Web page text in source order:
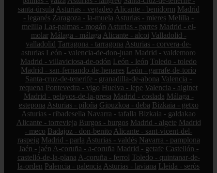
santa-úrsula Asturias - vegadeo Alicante - benidorm Madrid
- leganés Zaragoza - la-muela Asturias - mieres Melilla -
melilla Las-palmas - mogán Asturias - parres Madrid - el-
molar Málaga - málaga Alicante - alcoi Valladolid -
valladolid Tarragona - tarragona Asturias - corvera-de-
asturias León - valencia-de-don-juan Madrid - valdemoro
Madrid - villaviciosa-de-odón León - león Toledo - toledo
Madrid - san-fernando-de-henares León - garrafe-de-torío
Santa-cruz-de-tenerife - granadilla-de-abona Valencia -
requena Pontevedra - vigo Huelva - lepe Valencia - alginet
Madrid - pelayos-de-la-presa Madrid - coslada Málaga -
estepona Asturias - piloña Gipuzkoa - deba Bizkaia - getxo
Asturias - ribadesella Navarra - tafalla Bizkaia - galdakao
Alicante - torrevieja Burgos - burgos Madrid - algete Madrid
- meco Badajoz - don-benito Alicante - sant-vicent-del-
raspeig Madrid - parla Asturias - valdés Navarra - pamplona
Jaén - jaén A-coruña - a-coruña Madrid - getafe Castellón -
castelló-de-la-plana A-coruña - ferrol Toledo - quintanar-de-
la-orden Palencia - palencia Asturias - laviana Lleida - seròs